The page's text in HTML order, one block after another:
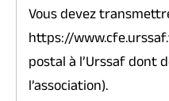
Vous devez
https://
postal à l’Urssaf dont
l’association).